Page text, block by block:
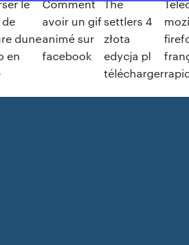
le
dune
en
Comment
avoir un gif
animé sur
facebook
The
settlers 4
złota
edycja pl
télécharger